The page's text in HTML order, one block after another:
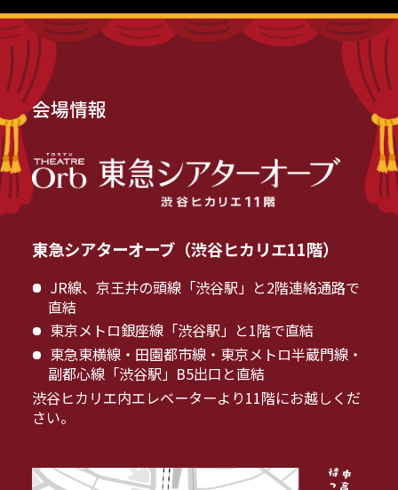
会場情報
東急シアターオーブ（渋谷ヒカリエ11階）
JR線、京王井の頭線「渋谷駅」と2階連絡通路で
直結
東京メトロ銀座線「渋谷駅」と1階で直結
東急東横線・田園都市線・東京メトロ半蔵門線・
副都心線「渋谷駅」B5出口と直結
渋谷ヒカリエ内エレベーターより11階にお越しくだ
さい。